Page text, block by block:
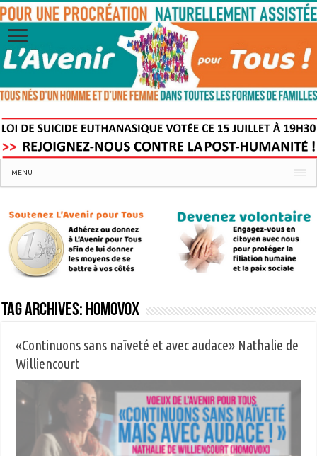
MENU
Tag Archives: Homovox
«Continuons sans naïveté et avec audace» Nathalie de
Williencourt